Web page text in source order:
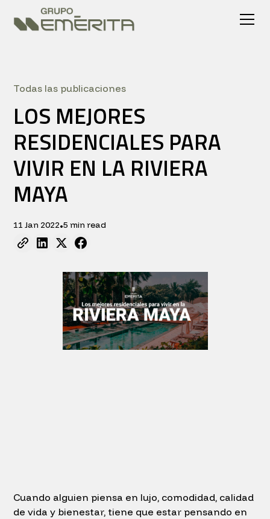
Todas las publicaciones
LOS MEJORES
RESIDENCIALES PARA
VIVIR EN LA RIVIERA
MAYA
11 Jan 2022•5 min read
Cuando alguien piensa en lujo, comodidad, calidad
de vida y bienestar, tiene que estar pensando en